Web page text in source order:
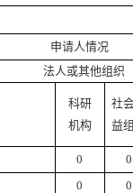
申请人情况
法人或其他组织
科研
机构
社
益
0 0
0 0